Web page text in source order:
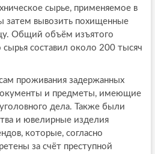
сырье, применяемое в
затем вывозить похищенные
Общий объём изъятого
сырья составил около 200 тысяч
проживания задержанных
и предметы, имеющие
дела. Также были
и ювелирные изделия
которые, согласно
за счёт преступной